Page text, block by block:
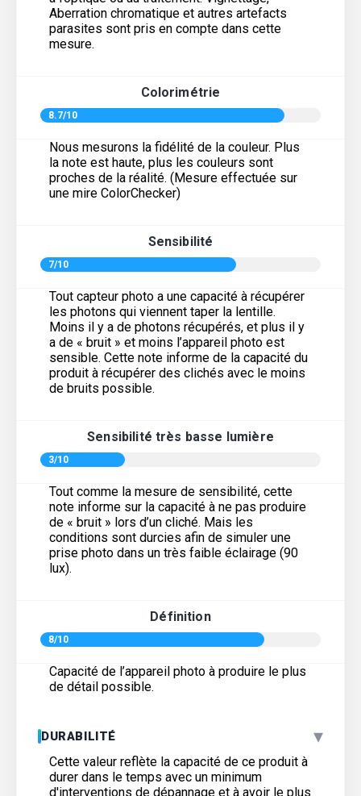
Aberration chromatique et autres artefacts
parasites sont pris en compte dans cette
mesure.
Colorimétrie
8.7/10
Nous mesurons la fidélité de la couleur. Plus
la note est haute, plus les couleurs sont
proches de la réalité. (Mesure effectuée sur
une mire ColorChecker)
Sensibilité
7/10
Tout capteur photo a une capacité à récupérer
les photons qui viennent taper la lentille.
Moins il y a de photons récupérés, et plus il y
a de « bruit » et moins l’appareil photo est
sensible. Cette note informe de la capacité du
produit à récupérer des clichés avec le moins
de bruits possible.
Sensibilité très basse lumière
3/10
Tout comme la mesure de sensibilité, cette
note informe sur la capacité à ne pas produire
de « bruit » lors d’un cliché. Mais les
conditions sont durcies afin de simuler une
prise photo dans un très faible éclairage (90
lux).
Définition
8/10
Capacité de l’appareil photo à produire le plus
de détail possible.
DURABILITÉ ▾
Cette valeur reflète la capacité de ce produit à
durer dans le temps avec un minimum
d'interventions de dépannage et à avoir le plus